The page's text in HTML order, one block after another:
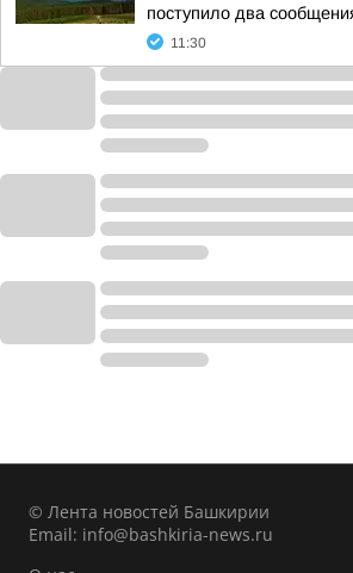
поступило два
11:30
© Лента новостей Башкирии
Email: info@bashkiria-news.ru